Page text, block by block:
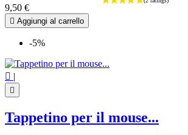
9,50 €
 Aggiungi al carrello
-5%
 |

Tappetino per il mouse...